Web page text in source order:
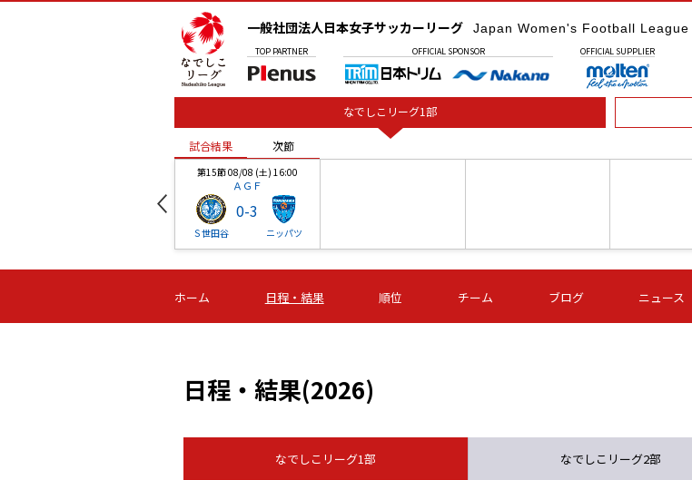
一般社団法人日本女子サッカーリーグ Japan Women's Football League
TOP PARTNER OFFICIAL SPONSOR OFFICIAL SUPPLIER
なでしこリーグ1部
試合結果 次節
第15節 08/08 (土) 16:00
ＡＧＦ
Ｓ世田谷
0-3
ニッパツ
-
第16節 09/05 (土) 15:00
ニッパツ
-
第16節 09/05 (土) 15:00
石人の星
-
第16節 09/05 (土) 16:00
ＡＧＦ
-
いちご
-
試合結果 次節
ホーム 日程・結果 順位 チーム ブログ ニュース
日程・結果(2026)
なでしこリーグ1部 なでしこリーグ2部